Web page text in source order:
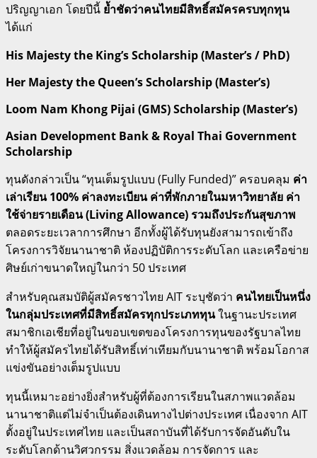
ปริญญาเอก โดยปีนี้ ย้ำชัดว่าคนไทยมีสิทธิ์สมัครครบทุกทุน
ได้แก่
His Majesty the King’s Scholarship (Master’s / PhD)
Her Majesty the Queen’s Scholarship (Master’s)
Loom Nam Khong Pijai (GMS) Scholarship (Master’s)
Asian Development Bank & Royal Thai Government
Scholarship
ทุนดังกล่าวเป็น “ทุนเต็มรูปแบบ (Fully Funded)” ครอบคลุม ค่า
เล่าเรียน 100% ค่าลงทะเบียน ค่าที่พักภายในมหาวิทยาลัย ค่า
ใช้จ่ายรายเดือน (Living Allowance) รวมถึงประกันสุขภาพ
ตลอดระยะเวลาการศึกษา อีกทั้งผู้ได้รับทุนยังสามารถเข้าถึง
โครงการวิจัยนานาชาติ ห้องปฏิบัติการระดับโลก และเครือข่าย
ศิษย์เก่าขนาดใหญ่ในกว่า 50 ประเทศ
สำหรับคุณสมบัติผู้สมัครชาวไทย AIT ระบุชัดว่า คนไทยเป็นหนึ่ง
ในกลุ่มประเทศที่มีสิทธิ์สมัครทุกประเภททุนในฐานะประเทศ
สมาชิกเอเชียที่อยู่ในขอบเขตของโครงการทุนของรัฐบาลไทย
ทำให้ผู้สมัครไทยได้รับสิทธิ์เท่าเทียมกับนานาชาติ พร้อมโอกาส
แข่งขันอย่างเต็มรูปแบบ
ทุนนี้เหมาะอย่างยิ่งสำหรับผู้ที่ต้องการเรียนในสภาพแวดล้อม
นานาชาติแต่ไม่จำเป็นต้องเดินทางไปต่างประเทศ เนื่องจาก AIT
ตั้งอยู่ในประเทศไทย และเป็นสถาบันที่ได้รับการจัดอันดับใน
ระดับโลกด้านวิศวกรรม สิ่งแวดล้อม การจัดการ และ